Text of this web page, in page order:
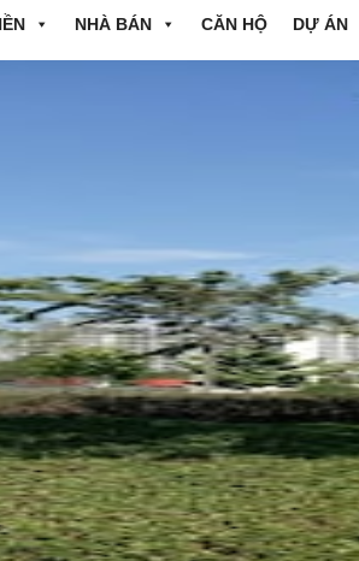
NHÀ BÁN CĂN HỘ DỰ ÁN